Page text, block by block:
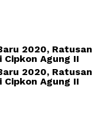
2020, Ratusan
Agung II
2020, Ratusan
Agung II